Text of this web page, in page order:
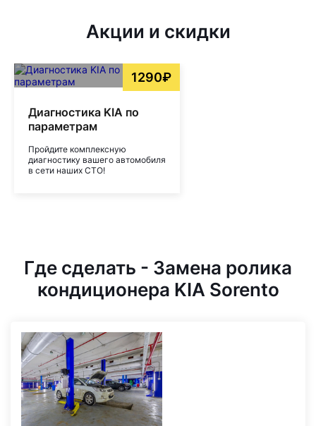
Акции и скидки
1290₽
Диагностика KIA по
параметрам
Пройдите комплексную
диагностику вашего автомобиля
в сети наших СТО!
Где сделать - Замена ролика
кондиционера KIA Sorento